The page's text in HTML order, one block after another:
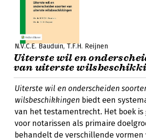
N.V.C.E. Bauduin T.F.H. Reijnen
Uiterste wil en
van uiterste
Uiterste wil en onderscheiden
wilsbeschikkingen biedt een
van het testamentrecht. Het boek is
voor notarissen als primaire
behandelt de verschillende vormen